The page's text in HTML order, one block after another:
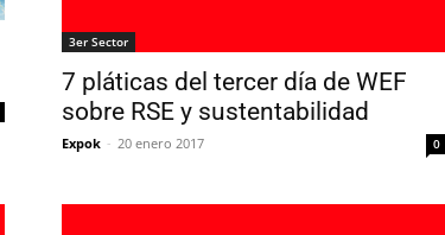
3er Sector
7 pláticas del tercer día de WEF
sobre RSE y sustentabilidad
Expok - 20 enero 2017 0